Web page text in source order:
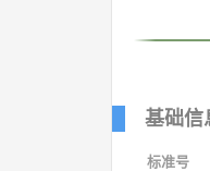
基础信
标准号